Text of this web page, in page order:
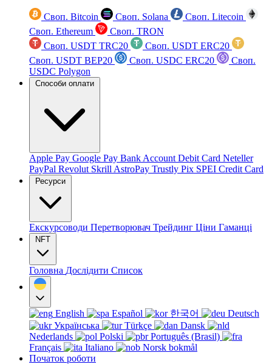
Своп. Bitcoin Своп. Solana
Своп. Litecoin
Своп. Ethereum
Своп. TRON
Своп. USDT TRC20
Своп. USDT ERC20
Своп. USDT BEP20
Своп. USDC ERC20
Своп.
USDC Polygon
Способи оплати
Apple Pay Google Pay Bank Account Debit Card Neteller
PayPal Revolut Skrill AstroPay Trustly Pix SPEI Credit Card
Ресурси
Екскурсоводи Перетворювач Трейдинг Ціни Гаманці
NFT
Головна Дослідити Список
English Español 한국어
Deutsch
Українська
Türkçe
Dansk
Nederlands
Polski
Português (Brasil)
Français
Italiano
Norsk bokmål
Початок роботи